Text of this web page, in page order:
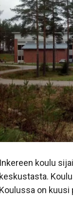
Inkereen koulu
keskustasta.
Koulussa on